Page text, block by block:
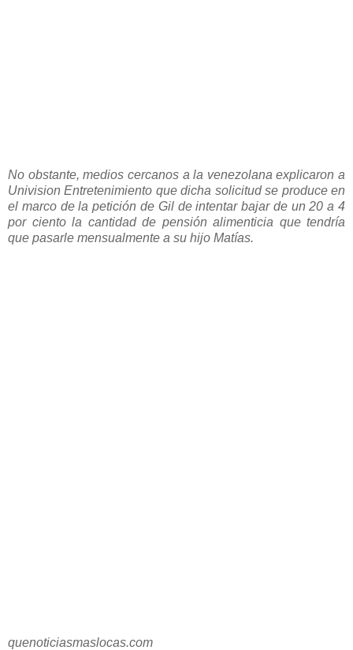
No obstante, medios cercanos a la venezolana explicaron a
Univision Entretenimiento que dicha solicitud se produce en
el marco de la petición de Gil de intentar bajar de un 20 a 4
por ciento la cantidad de pensión alimenticia que tendría
que pasarle mensualmente a su hijo Matías.
quenoticiasmaslocas.com